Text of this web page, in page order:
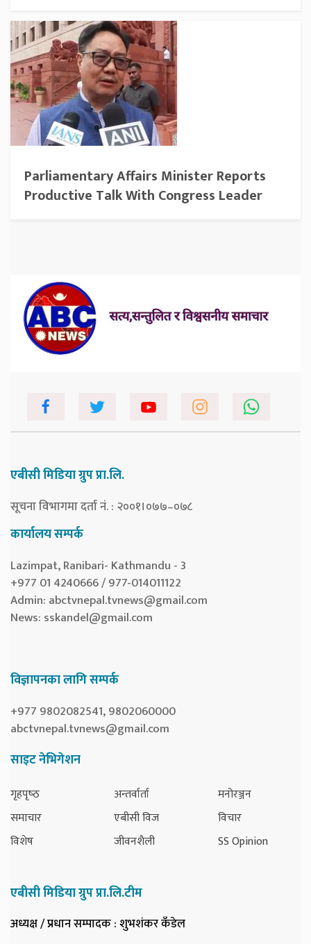
Parliamentary Affairs Minister Reports
Productive Talk With Congress Leader
एबीसी मिडिया ग्रुप प्रा.लि.
सूचना विभागमा दर्ता नं. : २००१।०७७–०७८
कार्यालय सम्पर्क
Lazimpat, Ranibari- Kathmandu - 3
+977 01 4240666 / 977-014011122
Admin: abctvnepal.tvnews@gmail.com
News: sskandel@gmail.com
विज्ञापनका लागि सम्पर्क
+977 9802082541, 9802060000
abctvnepal.tvnews@gmail.com
साइट नेभिगेशन
गृहपृष्‍ठ
समाचार
विशेष
अन्तर्वार्ता
एबीसी विज
जीवनशैली
मनोरञ्जन
विचार
SS Opinion
एबीसी मिडिया ग्रुप प्रा.लि.टीम
अध्यक्ष / प्रधान सम्पादक: शुभशंकर कँडेल